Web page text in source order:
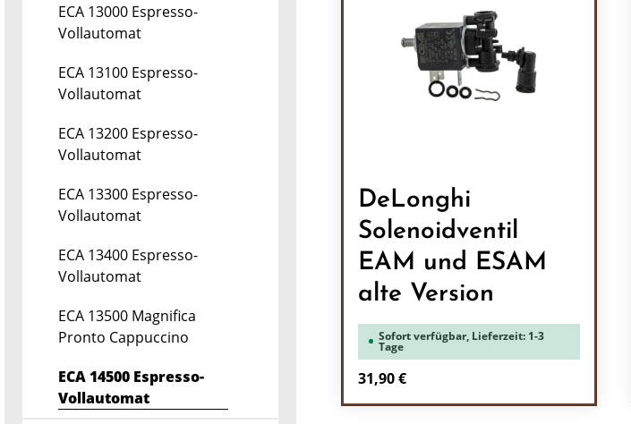
ECA 13000 Espresso-
Vollautomat
ECA 13100 Espresso-
Vollautomat
ECA 13200 Espresso-
Vollautomat
ECA 13300 Espresso-
Vollautomat
ECA 13400 Espresso-
Vollautomat
ECA 13500 Magnifica
Pronto Cappuccino
ECA 14500 Espresso-
Vollautomat
DeLonghi
Solenoidventil
EAM und ESAM
alte Version
Sofort verfügbar, Lieferzeit: 1-3
Tage
Regulärer Preis:
31,90 €